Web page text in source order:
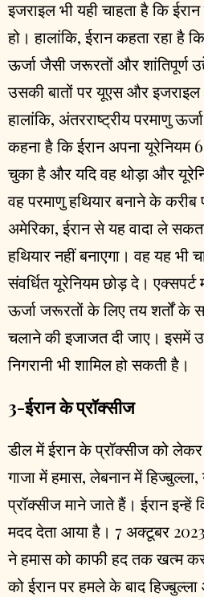
इजराइल भी यही चाहता है कि
हो। हालांकि, ईरान कहता रहा है
ऊर्जा जैसी जरूरतों और शांतिपूर्ण
उसकी बातों पर यूएस और इजराइल
हालांकि, अंतरराष्ट्रीय परमाणु
कहना है कि ईरान अपना
चुका है और यदि वह थोड़ा और
वह परमाणु हथियार बनाने के
अमेरिका, ईरान से यह वादा ले
हथियार नहीं बनाएगा। वह यह भी
संवर्धित यूरेनियम छोड़ दे।
ऊर्जा जरूरतों के लिए तय शर्तों के
चलाने की इजाजत दी जाए। इसमें
निगरानी भी शामिल हो सकती है।
3-ईरान के प्रॉक्सीज
डील में ईरान के प्रॉक्सीज को लेकर
गाजा में हमास, लेबनान में
प्रॉक्सीज माने जाते हैं। ईरान इन्हें
मदद देता आया है। 7 अक्टूबर
ने हमास को काफी हद तक खत्म
को ईरान पर हमले के बाद